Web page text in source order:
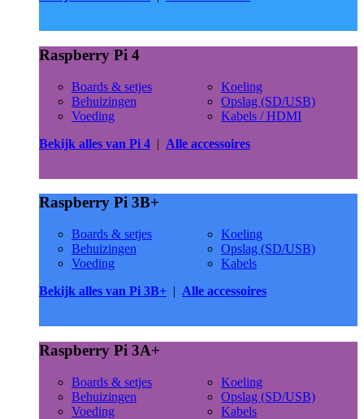
Raspberry Pi 4
Boards & setjes
Behuizingen
Voeding
Koeling
Opslag (SD/USB)
Kabels / HDMI
Bekijk alles van Pi 4 | Alle accessoires
Raspberry Pi 3B+
Boards & setjes
Behuizingen
Voeding
Koeling
Opslag (SD/USB)
Kabels
Bekijk alles van Pi 3B+ | Alle accessoires
Raspberry Pi 3A+
Boards & setjes
Behuizingen
Voeding
Koeling
Opslag (SD/USB)
Kabels